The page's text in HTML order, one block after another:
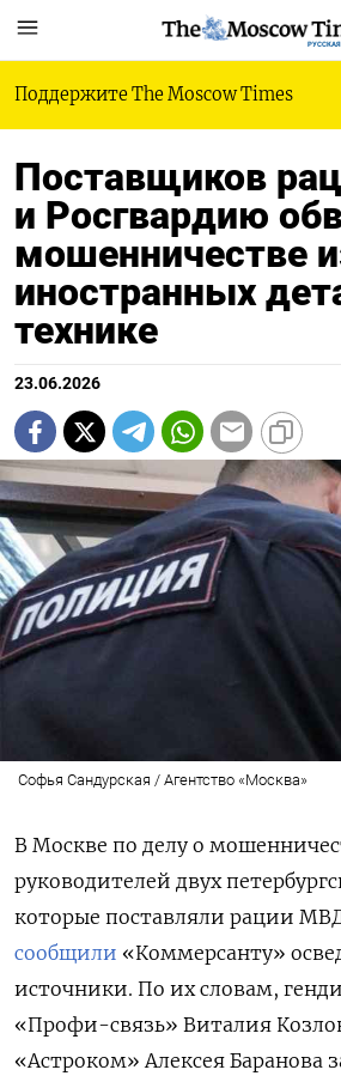
Поддержите The Moscow Times
Поставщиков
и Росгвардию
мошенничестве
иностранных
технике
23.06.2026
Софья Сандурская / Агентство «Москва»
В Москве по делу о
руководителей двух
которые поставляли рации
сообщили «Коммерсанту»
источники. По их словам,
«Профи-связь» Виталия
«Астроком» Алексея Баранова